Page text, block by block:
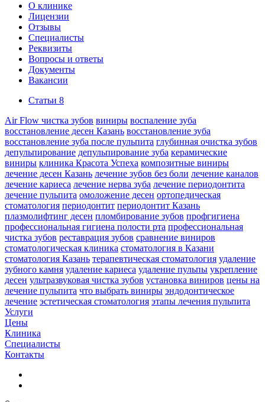
О клинике
Лицензии
Отзывы
Специалисты
Реквизиты
Вопросы и ответы
Документы
Вакансии
Статьи 8
Air Flow чистка зубов виниры воспаление зуба
восстановление десен Казань восстановление зуба
восстановление зуба после пульпита глубинная очистка зубов
депульпирование депульпирование зуба керамические
виниры клиника Красота Успеха композитные виниры
лечение десен Казань лечение зубов без боли лечение каналов
лечение кариеса лечение нерва зуба лечение периодонтита
лечение пульпита омоложение десен ортопедическая
стоматология периодонтит периодонтит Казань
плазмолифтинг десен пломбирование зубов профгигиена
профессиональная гигиена полости рта профессиональная
чистка зубов реставрация зубов сравнение виниров
стоматологическая клиника стоматология в Казани
стоматология Казань терапевтическая стоматология удаление
зубного камня удаление кариеса удаление пульпы укрепление
десен ультразвуковая чистка зубов установка виниров цены на
лечение пульпита что выбрать виниры эндодонтическое
лечение эстетическая стоматология этапы лечения пульпита
Услуги
Цены
Клиника
Специалисты
Контакты